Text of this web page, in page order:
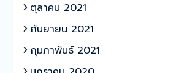
ตุลาคม 2021
กันยายน 2021
กุมภาพันธ์ 2021